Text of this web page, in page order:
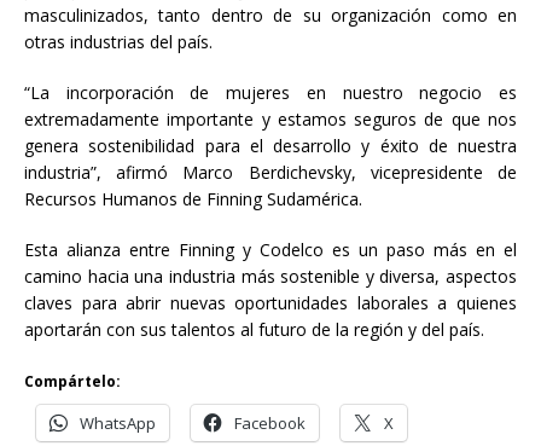
masculinizados, tanto dentro de su organización como en
otras industrias del país.
“La incorporación de mujeres en nuestro negocio es
extremadamente importante y estamos seguros de que nos
genera sostenibilidad para el desarrollo y éxito de nuestra
industria”, afirmó Marco Berdichevsky, vicepresidente de
Recursos Humanos de Finning Sudamérica.
Esta alianza entre Finning y Codelco es un paso más en el
camino hacia una industria más sostenible y diversa, aspectos
claves para abrir nuevas oportunidades laborales a quienes
aportarán con sus talentos al futuro de la región y del país.
Compártelo:
WhatsApp Facebook X